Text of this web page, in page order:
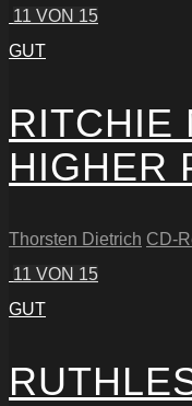
11 VON 15
GUT
RITCHIE
HIGHER
Thorsten Dietrich CD-
11 VON 15
GUT